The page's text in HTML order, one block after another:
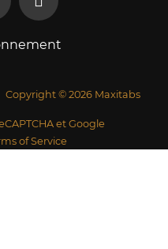
Copyright © 2026 Maxitabs
et Google
of Service